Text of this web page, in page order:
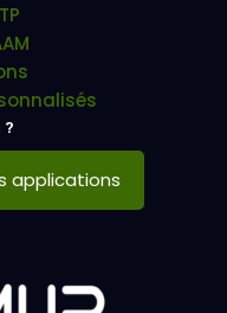
applications